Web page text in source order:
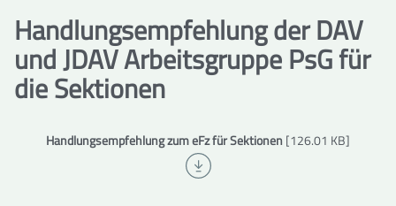
Handlungsempfehlung der DAV
und JDAV Arbeitsgruppe PsG für
die Sektionen
Handlungsempfehlung zum eFz für Sektionen [126.01 KB]